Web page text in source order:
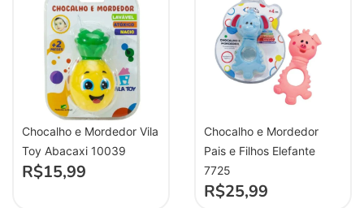
Chocalho e Mordedor Vila
Toy Abacaxi 10039
R$15,99
Chocalho e Mordedor
Pais e Filhos Elefante
7725
R$25,99